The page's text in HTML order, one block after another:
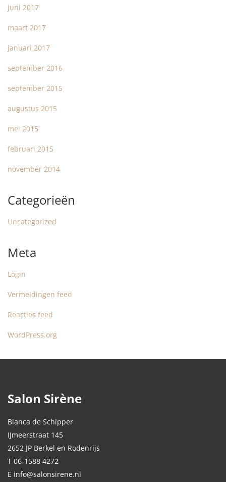
juni 2017
maart 2017
januari 2017
september 2016
september 2015
augustus 2015
mei 2015
februari 2015
november 2014
Categorieën
Uncategorized
Meta
Login
Vermeldingen feed
Reacties feed
WordPress.org
Salon Sirène
Bianca de Schipper
IJmeerstraat 145
2652 JP Berkel en Rodenrijs
T 06-1588 4272
E info@salonsirene.nl